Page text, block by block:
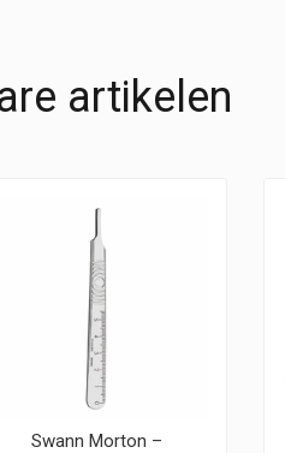
artikelen
Swann Morton –